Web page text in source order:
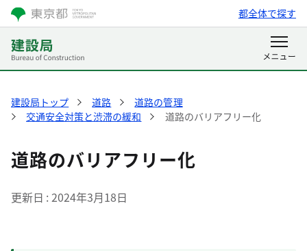
都全体で探す
建設局トップ 道路
道路の管理
交通安全対策と渋滞の緩和
道路のバリアフリー化
道路のバリアフリー化
更新日 2024年3月18日